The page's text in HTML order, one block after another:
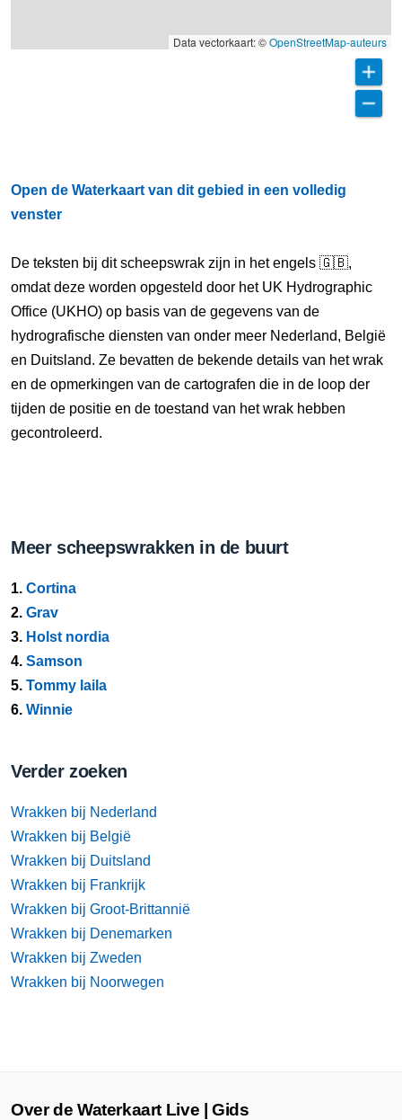
Data vectorkaart: ©OpenStreetMap-auteurs
Open de Waterkaart van dit gebied in een volledig
venster
De teksten bij dit scheepswrak zijn in het engels 🇬🇧,
omdat deze worden opgesteld door het UK Hydrographic
Office (UKHO) op basis van de gegevens van de
hydrografische diensten van onder meer Nederland, België
en Duitsland. Ze bevatten de bekende details van het wrak
en de opmerkingen van de cartografen die in de loop der
tijden de positie en de toestand van het wrak hebben
gecontroleerd.
Meer scheepswrakken in de buurt
1. Cortina
2. Grav
3. Holst nordia
4. Samson
5. Tommy laila
6. Winnie
Verder zoeken
Wrakken bij Nederland
Wrakken bij België
Wrakken bij Duitsland
Wrakken bij Frankrijk
Wrakken bij Groot-Brittannië
Wrakken bij Denemarken
Wrakken bij Zweden
Wrakken bij Noorwegen
Over de Waterkaart Live | Gids